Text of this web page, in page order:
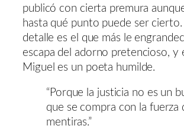
publicó con cierta premura
hasta qué punto puede ser
detalle es el que más le
escapa del adorno pretencioso, y
Miguel es un poeta humilde.
“Porque la justicia no es un
que se compra con la fuerza
mentiras.”